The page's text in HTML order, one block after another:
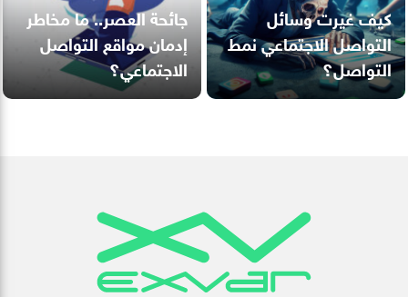
كيف غيرت وسائل
التواصل الاجتماعي نمط
التواصل؟
جائحة العصر.. ما مخاطر
إدمان مواقع التواصل
الاجتماعي؟